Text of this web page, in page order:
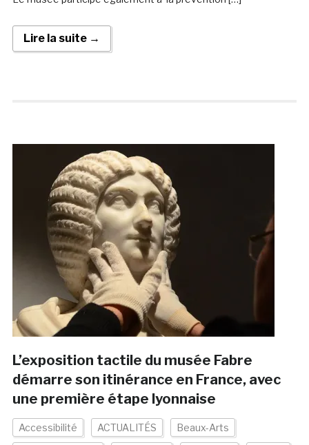
Lire la suite →
L’exposition tactile du musée Fabre
démarre son itinérance en France, avec
une première étape lyonnaise
Accessibilité ACTUALITÉS Beaux-Arts